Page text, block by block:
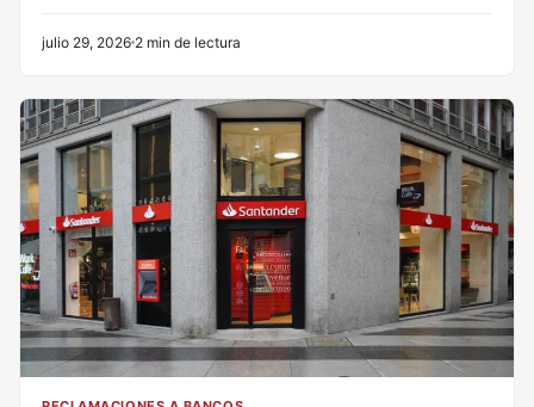
julio 29, 2026 2 min de lectura